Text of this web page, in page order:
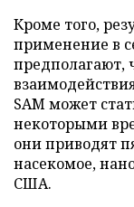
Кроме того,
применение в
предполагают,
SAM может
некоторыми
они приводят
насекомое,
США.